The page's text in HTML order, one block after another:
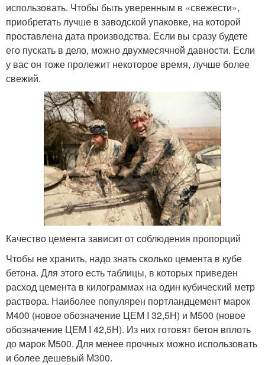
использовать. Чтобы быть уверенным в «свежести»,
приобретать лучше в заводской упаковке, на которой
проставлена дата производства. Если вы сразу будете
его пускать в дело, можно двухмесячной давности. Если
у вас он тоже пролежит некоторое время, лучше более
свежий.
Качество цемента зависит от соблюдения пропорций
Чтобы не хранить, надо знать сколько цемента в кубе
бетона. Для этого есть таблицы, в которых приведен
расход цемента в килограммах на один кубический метр
раствора. Наиболее популярен портландцемент марок
М400 (новое обозначение ЦЕМ I 32,5Н) и М500 (новое
обозначение ЦЕМ I 42,5Н). Из них готовят бетон вплоть
до марок M500. Для менее прочных можно использовать
и более дешевый М300.